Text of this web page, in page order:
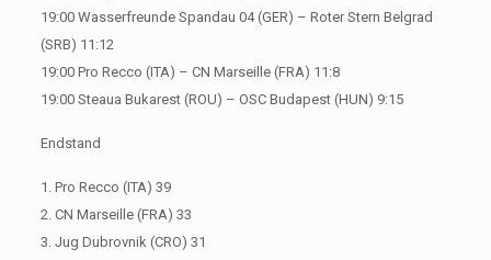
19:00 Wasserfreunde Spandau 04 (GER) – Roter Stern Belgrad
(SRB) 11:12
19:00 Pro Recco (ITA) – CN Marseille (FRA) 11:8
19:00 Steaua Bukarest (ROU) – OSC Budapest (HUN) 9:15
Endstand
1. Pro Recco (ITA) 39
2. CN Marseille (FRA) 33
3. Jug Dubrovnik (CRO) 31